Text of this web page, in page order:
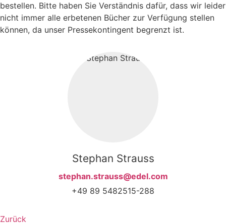
bestellen. Bitte haben Sie Verständnis dafür, dass wir leider
nicht immer alle erbetenen Bücher zur Verfügung stellen
können, da unser Pressekontingent begrenzt ist.
Stephan Strauss
stephan.strauss@edel.com
+49 89 5482515-288
Zurück